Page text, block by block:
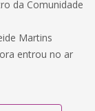
da Comunidade
Martins
entrou no ar